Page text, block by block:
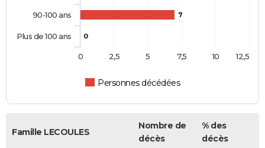
7
0
Personnes décédées
90-100 ans
Plus de 100 ans
0 10
2,5 5 7,5 12,5
Famille LECOULES
Nombre de
décès
% des
décès